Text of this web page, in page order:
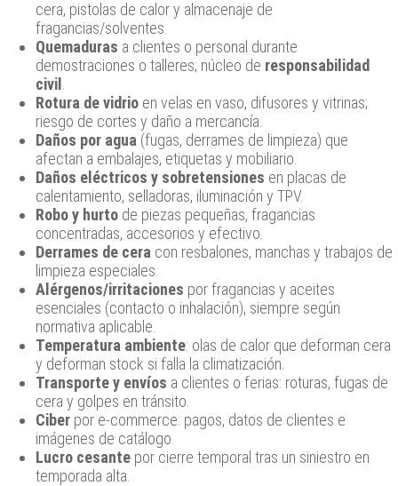
cera, pistolas de calor y almacenaje de
fragancias/solventes.
Quemaduras a clientes o personal durante
demostraciones o talleres; núcleo de responsabilidad
civil
Rotura de vidrio en velas en vaso, difusores y vitrinas;
riesgo de cortes y daño a mercancía.
Daños por agua (fugas, derrames de limpieza) que
afectan a embalajes, etiquetas y mobiliario.
Daños eléctricos y sobretensiones en placas de
calentamiento, selladoras, iluminación y TPV.
Robo y hurto de piezas pequeñas, fragancias
concentradas, accesorios y efectivo.
Derrames de cera con resbalones, manchas y trabajos de
limpieza especiales.
Alérgenos/irritaciones por fragancias y aceites
esenciales (contacto o inhalación), siempre según
normativa aplicable.
Temperatura ambiente: olas de calor que deforman cera
y deforman stock si falla la climatización.
Transporte y envíos a clientes o ferias: roturas, fugas de
cera y golpes en tránsito.
Ciber por e‑commerce: pagos, datos de clientes e
imágenes de catálogo.
Lucro cesante por cierre temporal tras un siniestro en
temporada alta.